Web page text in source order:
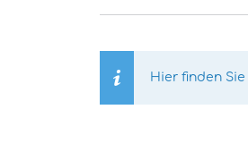
Hier finden Sie